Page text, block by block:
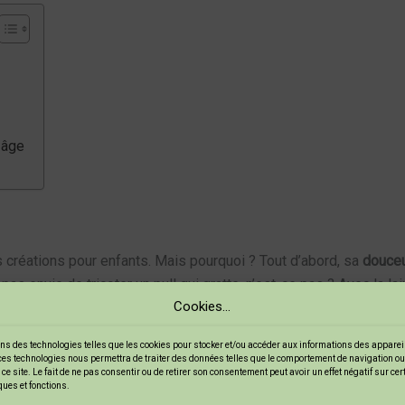
Cookies...
des technologies telles que les cookies pour stocker et/ou accéder aux informations des
technologies nous permettra de traiter des données telles que le comportement de navigation
site. Le fait de ne pas consentir ou de retirer son consentement peut avoir un effet négatif sur
et fonctions.
pour enfants. Mais pourquoi ? Tout d’abord, sa
envie de tricoter un pull qui gratte, n’est-ce pas ? Avec la
qu’elle est moins susceptible de provoquer des
vous assurez que vos créations seront non seulement